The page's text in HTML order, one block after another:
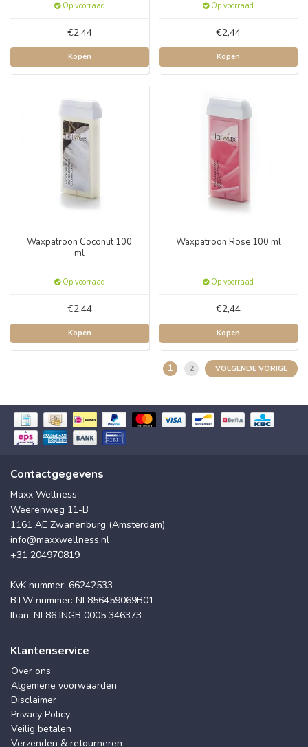
Op voorraad
€2,44
Kopen
Op voorraad
€2,44
Kopen
Waxpatroon Coconut 100
ml
Op voorraad
€2,44
Kopen
Waxpatroon Rose 100 ml
Op voorraad
€2,44
Kopen
1 2 VOLGENDE VORIGE
Contactgegevens
Maxx Wellness
Weerenweg 11-B
1161 AE Zwanenburg (Amsterdam)
info@maxxwellness.nl
+31 204970819
KvK nummer: 66242533
BTW nummer: NL856459069B01
Iban: NL86 INGB 0005 346373
Klantenservice
Over ons
Algemene voorwaarden
Disclaimer
Privacy Policy
Veilig betalen
Verzenden & retourneren